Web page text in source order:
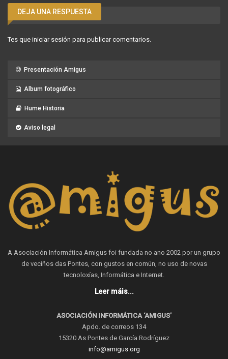
DEJA UNA RESPUESTA
Tes que iniciar sesión para publicar comentarios.
Presentación Amigus
Album fotográfico
Hume Historia
Aviso legal
A Asociación Informática Amigus foi fundada no ano 2002 por un grupo
de veciños das Pontes, con gustos en común, no uso de novas
tecnoloxías, Informática e Internet.
Leer máis...
ASOCIACIÓN INFORMÁTICA ‘AMIGUS’
Apdo. de correos 134
15320 As Pontes de García Rodríguez
info@amigus.org